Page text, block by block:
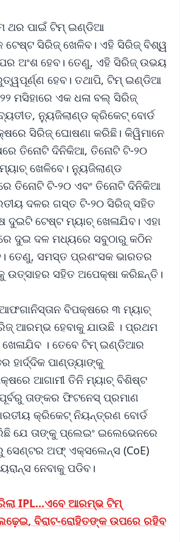
ଥର ପାଇଁ ଟିମ୍ ଇଣ୍ଡିଆ
ଟେଷ୍ଟ ସିରିଜ୍ ଖେଳିବ। ଏହି ସିରିଜ୍ ବିଶ୍ୱ
ଅଂଶ ହେବ। ତେଣୁ, ଏହି ସିରିଜ୍ ଉଭୟ
ହେବ। ତଥାପି, ଟିମ୍ ଇଣ୍ଡିଆ
ମସିହାରେ ଏକ ଧଳା ବଲ୍ ସିରିଜ୍
ନ୍ୟୁଜିଲାଣ୍ଡ କ୍ରିକେଟ୍ ବୋର୍ଡ
ସିରିଜ୍ ଘୋଷଣା କରିଛି। କିୱିମାନେ
ତିନୋଟି ଦିନିକିଆ, ତିନୋଟି ଟି-୨୦
ଖେଳିବେ। ନ୍ୟୁଜିଲାଣ୍ଡ
ତିନୋଟି ଟି-୨୦ ଏବଂ ତିନୋଟି ଦିନିକିଆ
ଦଳର ଗସ୍ତ ଟି-୨୦ ସିରିଜ୍ ସହିତ
ଟେଷ୍ଟ ମ୍ୟାଚ୍ ଖେଳାଯିବ। ଏହା
ଦୁଇ ଦଳ ମଧ୍ୟରେ ସବୁଠାରୁ କଠିନ
ତେଣୁ, ସମସ୍ତ ପ୍ରଶଂସକ ଭାରତର
ଉତ୍ସାହର ସହିତ ଅପେକ୍ଷା କରିଛନ୍ତି।
ବିପକ୍ଷରେ ୩ ମ୍ୟାଚ୍‌
ଆରମ୍ଭ ହେବାକୁ ଯାଉଛି । ପ୍ରଥମ
ଖେଳାଯିବ । ତେବେ ଟିମ୍ ଇଣ୍ଡିଆର
ହାର୍ଦ୍ଦିକ ପାଣ୍ଡ୍ୟାଙ୍କୁ
ଆଗାମୀ ତିନି ମ୍ୟାଚ୍ ବିଶିଷ୍ଟ
ତାଙ୍କର ଫିଟନେସ୍ ପ୍ରମାଣ
କ୍ରିକେଟ୍ ନିୟନ୍ତ୍ରଣ ବୋର୍ଡ
ଯେ ତାଙ୍କୁ ପ୍ଲେଇଂ ଇଲେଭେନରେ
ସେଣ୍ଟର ଅଫ୍ ଏକ୍ସଲେନ୍ସ (CoE)
ନେବାକୁ ପଡିବ।
IPL...ଏବେ ଆରମ୍ଭ ଟିମ୍
ବିରାଟ-ରୋହିତଙ୍କ ଉପରେ ରହିବ